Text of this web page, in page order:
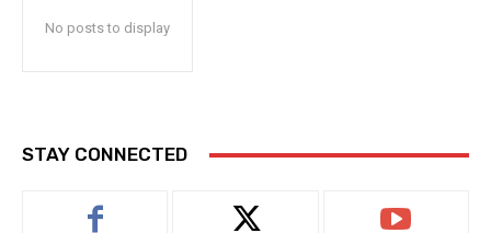
No posts to display
STAY CONNECTED